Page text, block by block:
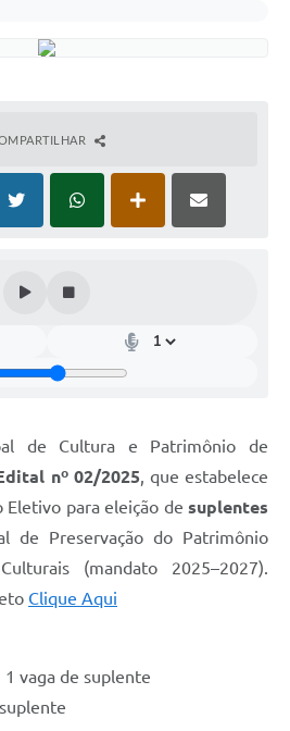
de Cultura e Patrimônio de
nº 02/2025, que estabelece
Eletivo para eleição de suplentes
de Preservação do Patrimônio
(mandato 2025–2027).
Clique Aqui
1 vaga de suplente